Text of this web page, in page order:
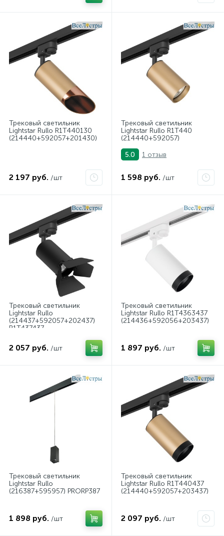
Трековый светильник
Lightstar Rullo R1T440130
(214440+592057+201430)
2 197 руб. /шт
Трековый светильник
Lightstar Rullo R1T440
(214440+592057)
5.0
1 отзыв
1 598 руб. /шт
Трековый светильник
Lightstar Rullo
(214437+592057+202437)
R1T437437
2 057 руб. /шт
Трековый светильник
Lightstar Rullo R1T4363437
(214436+592056+203437)
1 897 руб. /шт
Трековый светильник
Lightstar Rullo
(216387+595957) PRORP387
1 898 руб. /шт
Трековый светильник
Lightstar Rullo R1T440437
(214440+592057+203437)
2 097 руб. /шт